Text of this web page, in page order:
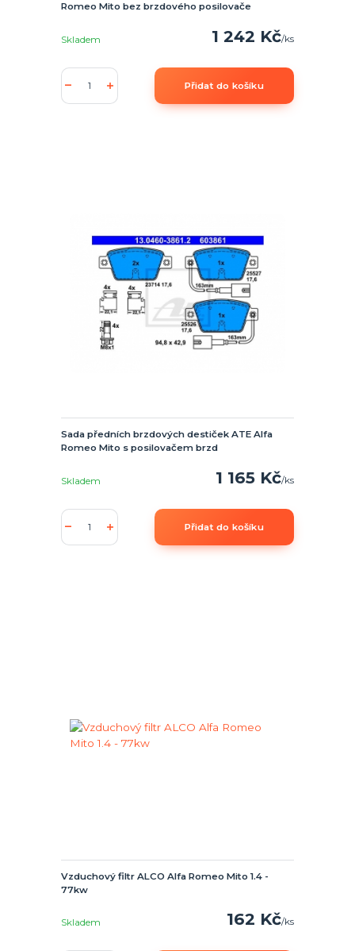
Romeo Mito bez brzdového posilovače
1 242 Kč/ks
Skladem
Přidat do košíku
Sada předních brzdových destiček ATE Alfa
Romeo Mito s posilovačem brzd
1 165 Kč/ks
Skladem
Přidat do košíku
Vzduchový filtr ALCO Alfa Romeo Mito 1.4 -
77kw
162 Kč/ks
Skladem